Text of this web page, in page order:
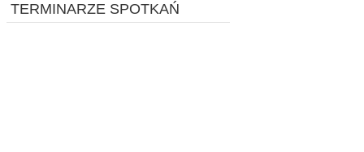
TERMINARZE SPOTKAŃ